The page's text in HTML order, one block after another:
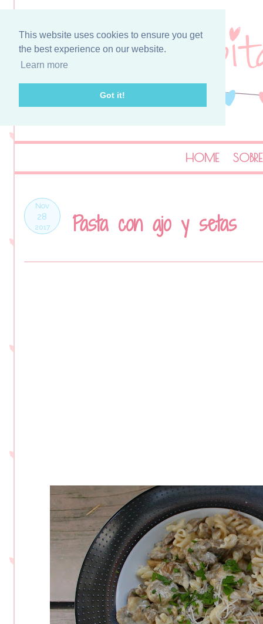
This website uses cookies to ensure you get
the best experience on our website.
Learn more
Got it!
HOME
Nov
28
2017 Pasta con ajo y setas